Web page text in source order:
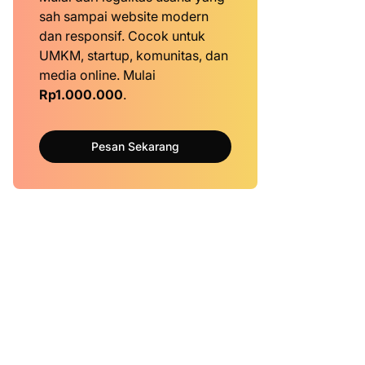
sah sampai website modern
dan responsif. Cocok untuk
UMKM, startup, komunitas, dan
media online. Mulai
Rp1.000.000.
Pesan Sekarang